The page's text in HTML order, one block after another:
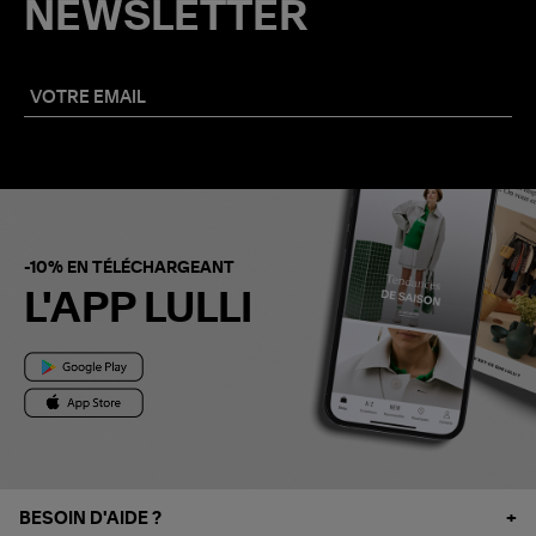
NEWSLETTER
-10% EN TÉLÉCHARGEANT
L'APP LULLI
BESOIN D'AIDE ?